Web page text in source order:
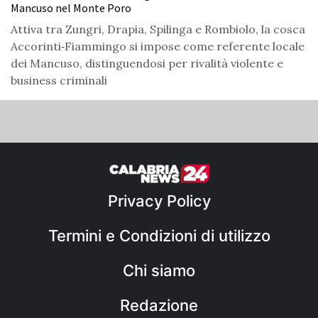
Mancuso nel Monte Poro
Attiva tra Zungri, Drapia, Spilinga e Rombiolo, la cosca
Accorinti‑Fiammingo si impose come referente locale
dei Mancuso, distinguendosi per rivalità violente e
business criminali
Privacy Policy
Termini e Condizioni di utilizzo
Chi siamo
Redazione